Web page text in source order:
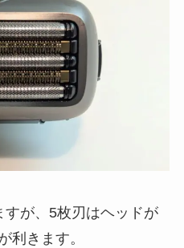
が、5枚刃はヘッドが
利きます。